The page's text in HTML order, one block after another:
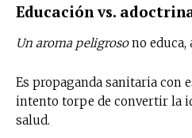
Educación vs.
Un aroma peligrosono educa,
Es propaganda sanitaria con
intento torpe de convertir la
salud.